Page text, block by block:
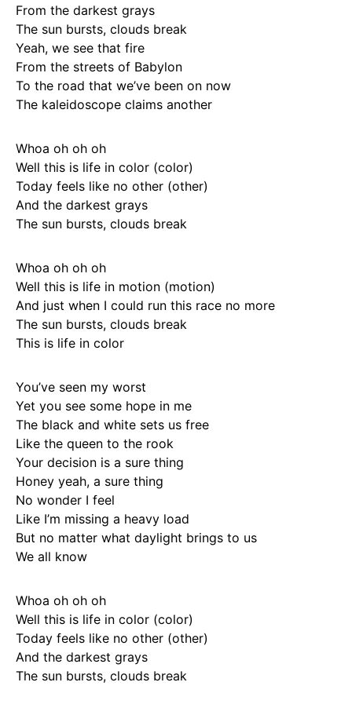
From the darkest grays
The sun bursts, clouds break
Yeah, we see that fire
From the streets of Babylon
To the road that we’ve been on now
The kaleidoscope claims another
Whoa oh oh oh
Well this is life in color (color)
Today feels like no other (other)
And the darkest grays
The sun bursts, clouds break
Whoa oh oh oh
Well this is life in motion (motion)
And just when I could run this race no more
The sun bursts, clouds break
This is life in color
You’ve seen my worst
Yet you see some hope in me
The black and white sets us free
Like the queen to the rook
Your decision is a sure thing
Honey yeah, a sure thing
No wonder I feel
Like I’m missing a heavy load
But no matter what daylight brings to us
We all know
Whoa oh oh oh
Well this is life in color (color)
Today feels like no other (other)
And the darkest grays
The sun bursts, clouds break